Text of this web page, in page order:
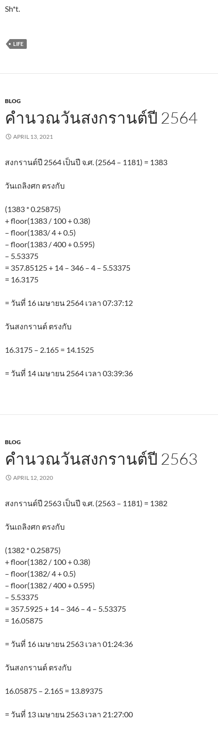
Sh*t.
LIFE
BLOG
คำนวณวันสงกรานต์ปี 2564
APRIL 13, 2021
สงกรานต์ปี 2564 เป็นปี จ.ศ. (2564 – 1181) = 1383
วันเถลิงศก ตรงกับ
(1383 * 0.25875)
+ floor(1383 / 100 + 0.38)
– floor(1383/ 4 + 0.5)
– floor(1383 / 400 + 0.595)
– 5.53375
= 357.85125 + 14 – 346 – 4 – 5.53375
= 16.3175
= วันที่ 16 เมษายน 2564 เวลา 07:37:12
วันสงกรานต์ ตรงกับ
16.3175 – 2.165 = 14.1525
= วันที่ 14 เมษายน 2564 เวลา 03:39:36
BLOG
คำนวณวันสงกรานต์ปี 2563
APRIL 12, 2020
สงกรานต์ปี 2563 เป็นปี จ.ศ. (2563 – 1181) = 1382
วันเถลิงศก ตรงกับ
(1382 * 0.25875)
+ floor(1382 / 100 + 0.38)
– floor(1382/ 4 + 0.5)
– floor(1382 / 400 + 0.595)
– 5.53375
= 357.5925 + 14 – 346 – 4 – 5.53375
= 16.05875
= วันที่ 16 เมษายน 2563 เวลา 01:24:36
วันสงกรานต์ ตรงกับ
16.05875 – 2.165 = 13.89375
= วันที่ 13 เมษายน 2563 เวลา 21:27:00